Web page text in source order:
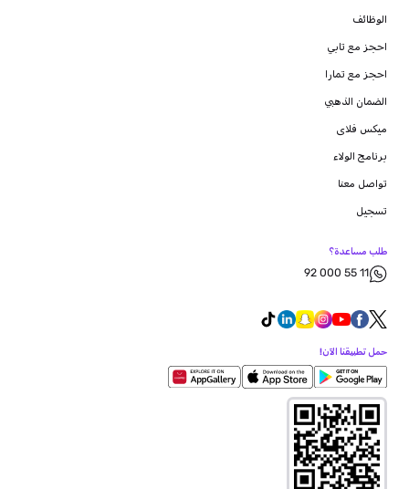
الوظائف
احجز مع تابي
احجز مع تمارا
الضمان الذهبي
ميكس فلاى
برنامج الولاء
تواصل معنا
تسجيل
طلب مساعدة؟
92 000 55 11
حمل تطبيقنا الآن!